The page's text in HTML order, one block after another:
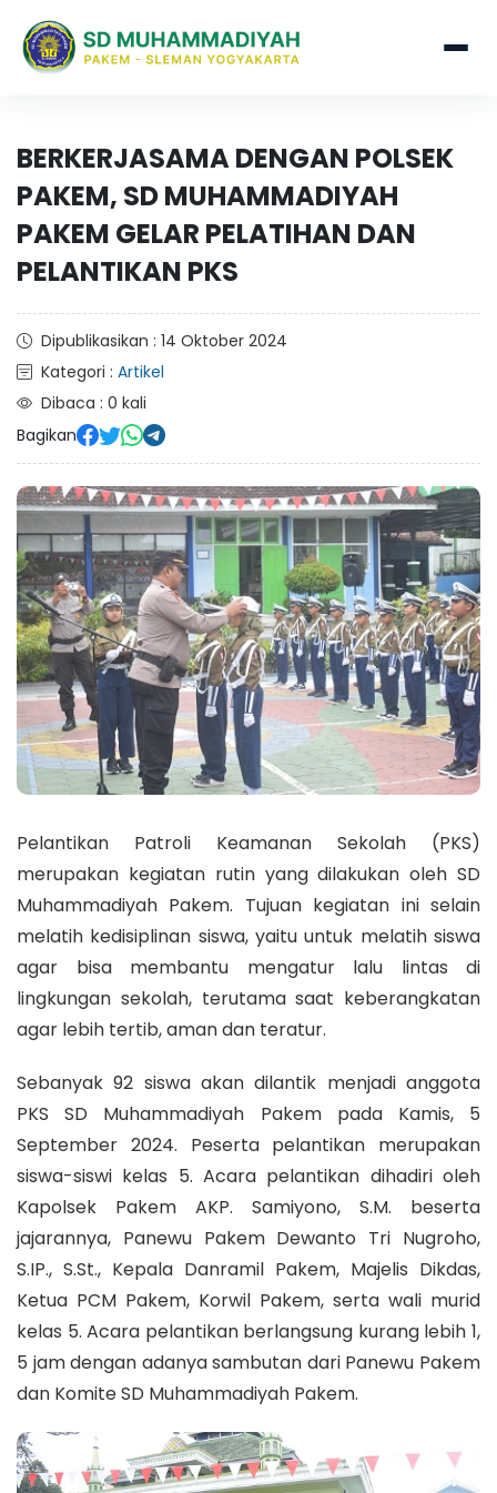
BERKERJASAMA DENGAN POLSEK
PAKEM, SD MUHAMMADIYAH
PAKEM GELAR PELATIHAN DAN
PELANTIKAN PKS
Dipublikasikan : 14 Oktober 2024
Kategori : Artikel
Dibaca : 0 kali
Bagikan
Pelantikan Patroli Keamanan Sekolah (PKS)
merupakan kegiatan rutin yang dilakukan oleh SD
Muhammadiyah Pakem. Tujuan kegiatan ini selain
melatih kedisiplinan siswa, yaitu untuk melatih siswa
agar bisa membantu mengatur lalu lintas di
lingkungan sekolah, terutama saat keberangkatan
agar lebih tertib, aman dan teratur.
Sebanyak 92 siswa akan dilantik menjadi anggota
PKS SD Muhammadiyah Pakem pada Kamis, 5
September 2024. Peserta pelantikan merupakan
siswa-siswi kelas 5. Acara pelantikan dihadiri oleh
Kapolsek Pakem AKP. Samiyono, S.M. beserta
jajarannya, Panewu Pakem Dewanto Tri Nugroho,
S.IP., S.St., Kepala Danramil Pakem, Majelis Dikdas,
Ketua PCM Pakem, Korwil Pakem, serta wali murid
kelas 5. Acara pelantikan berlangsung kurang lebih 1,
5 jam dengan adanya sambutan dari Panewu Pakem
dan Komite SD Muhammadiyah Pakem.